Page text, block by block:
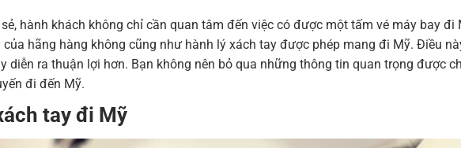
hành khách không chỉ cần quan tâm đến việc có được một tấm vé máy bay đi
hãng hàng không cũng như hành lý xách tay được phép mang đi Mỹ. Điều
diễn ra thuận lợi hơn. Bạn không nên bỏ qua những thông tin quan trọng được
đi đến Mỹ.
tay đi Mỹ